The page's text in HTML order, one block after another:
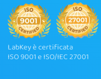
LabKey è certificata
ISO 9001 e ISO/IEC 27001